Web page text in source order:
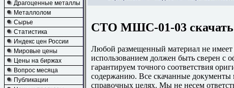
Драгоценные металлы
Металлолом
Сырье
Статистика
Индекс цен России
Мировые цены
Цены на биржах
Вопрос месяца
Публикации
СТО МШС-01-03 скачать
Любой размещенный материал не имеет
использованием должен быть сверен
гарантируем точного соответствия
содержанию. Все скачанные документы
справочных целях. Мы не несем